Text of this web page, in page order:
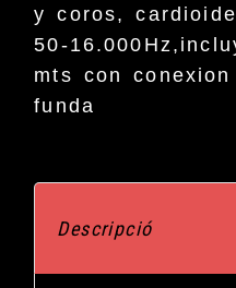
y coros,
50-
mts con
funda
Descripció